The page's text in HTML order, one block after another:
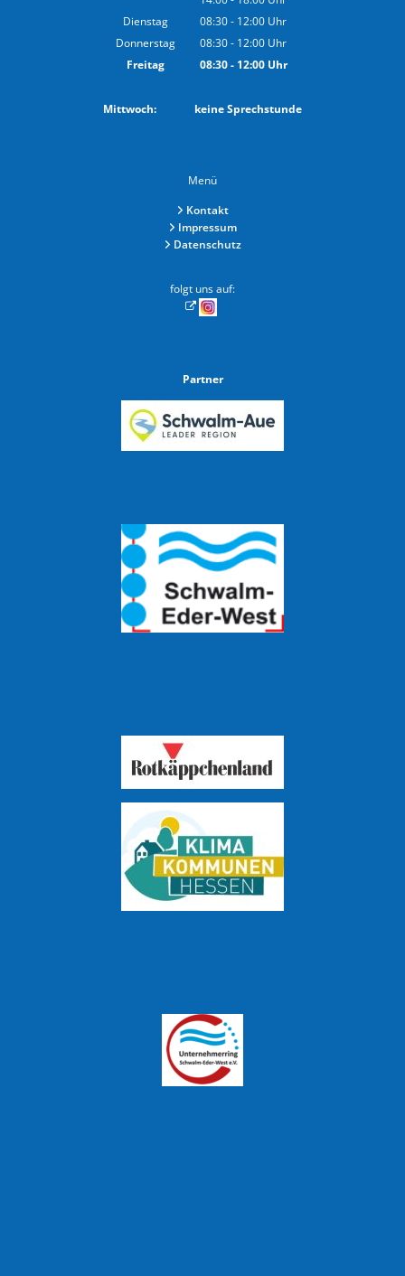
Von 14:00 bis 18:00 Uhr
Dienstag 08:30- 12:00 Uhr
Von 08:30 bis 12:00 Uhr
Donnerstag 08:30- 12:00 Uhr
Von 08:30 bis 12:00 Uhr
Freitag 08:30- 12:00Uhr
Mittwoch: keine Sprechstunde
Menü
Kontakt
Impressum
Datenschutz
folgt uns auf:
Partner